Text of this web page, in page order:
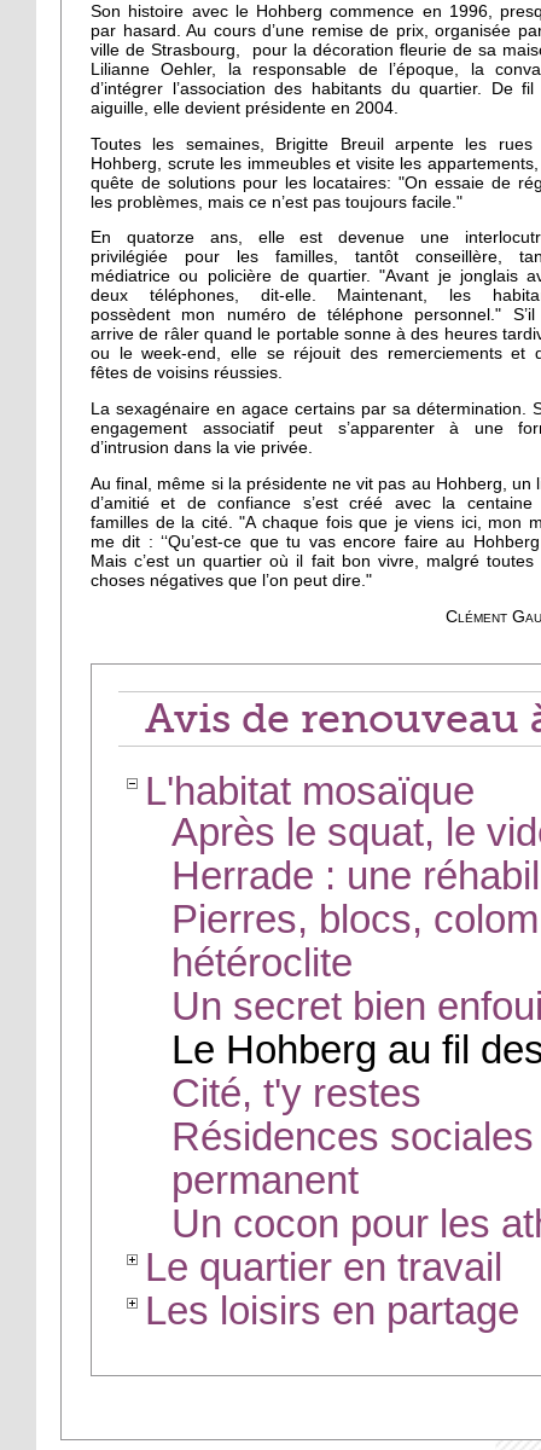
Son histoire avec le Hohberg commence en 1996,
par hasard. Au cours d’une remise de prix, organisée
ville de Strasbourg, pour la décoration fleurie de sa
Lilianne Oehler, la responsable de l’époque, la
d’intégrer l’association des habitants du quartier. De fil
aiguille, elle devient présidente en 2004.
Toutes les semaines, Brigitte Breuil arpente les rues
Hohberg, scrute les immeubles et visite les
quête de solutions pour les locataires: "On essaie de
les problèmes, mais ce n’est pas toujours facile."
En quatorze ans, elle est devenue une
privilégiée pour les familles, tantôt conseillère,
médiatrice ou policière de quartier. "Avant je jonglais
deux téléphones, dit-elle. Maintenant, les
possèdent mon numéro de téléphone personnel."
arrive de râler quand le portable sonne à des heures
ou le week-end, elle se réjouit des remerciements et
fêtes de voisins réussies.
La sexagénaire en agace certains par sa détermination.
engagement associatif peut s’apparenter à une
d’intrusion dans la vie privée.
Au final, même si la présidente ne vit pas au Hohberg, un
d’amitié et de confiance s’est créé avec la centaine
familles de la cité. "A chaque fois que je viens ici, mon
me dit : ‘‘Qu’est-ce que tu vas encore faire au
Mais c’est un quartier où il fait bon vivre, malgré toutes
choses négatives que l’on peut dire."
Clément
Avis de renouveau
L'habitat mosaïque
Après le squat, le
Herrade : une
Pierres, blocs,
hétéroclite
Un secret bien
Le Hohberg au fil
Cité, t'y restes
Résidences
permanent
Un cocon pour les
Le quartier en travail
Les loisirs en partage